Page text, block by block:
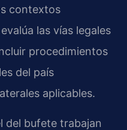
contextos
las vías legales
procedimientos
del país
aplicables.
del bufete trabajan